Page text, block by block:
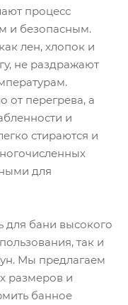
процесс
и безопасным.
лен, хлопок и
не раздражают
от перегрева, а
и
стираются и
для
для бани высокого
так и
Мы предлагаем
размеров и
банное